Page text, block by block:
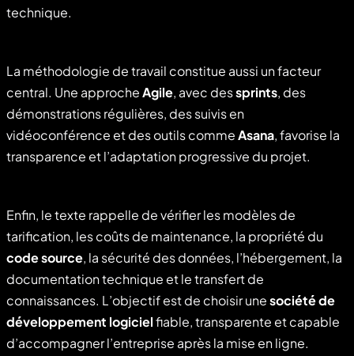
technique.
La méthodologie de travail constitue aussi un facteur
central. Une approcheAgile, avec dessprints, des
démonstrations régulières, des suivis en
vidéoconférence et des outils commeAsana, favorise la
transparence et l’adaptation progressive du projet.
Enfin, le texte rappelle de vérifier les modèles de
tarification, les coûts de maintenance, la propriété du
code source, la sécurité des données, l’hébergement, la
documentation technique et le transfert de
connaissances. L’objectif est de choisir unesociété de
développement logicielfiable, transparente et capable
d’accompagner l’entreprise après la mise en ligne.